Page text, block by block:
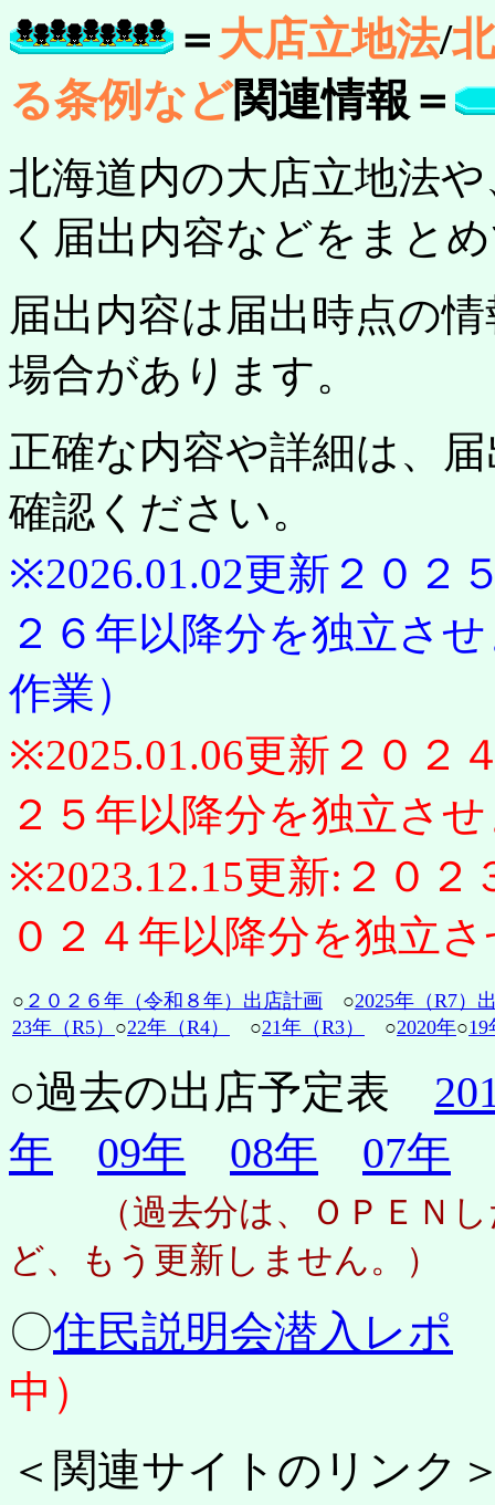
＝ 大店立地法/
る条例など関連情報＝
北海道内の大店立地法
く届出内容などをまと
届出内容は届出時点の
場合があります。
正確な内容や詳細は、
確認ください。
※2026.01.02更新２０２
２６年以降分を独立さ
作業）
※2025.01.06更新２０２
２５年以降分を独立さ
※2023.12.15更新:２０
０２４年以降分を独立
○ ２０２６年（令和８年）出店計画 ○2025年（R7）
23年（R5） ○22年（R4） ○21年（R3） ○2020年○19
○過去の出店予定表
年
09年 08年 07年
（過去分は、ＯＰＥＮ
ど、もう更新しません。）
〇住民説明会潜入レポ
中）
＜関連サイトのリンク